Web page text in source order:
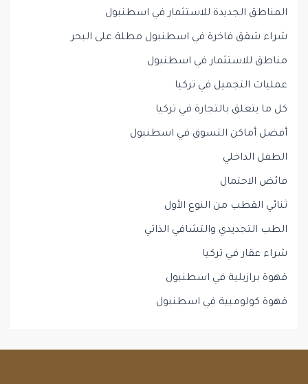
المناطق الجديدة للاستثمار في اسطنبول
شراء شقق فاخرة في اسطنبول مطلة على البحر
مناطق للاستثمار في اسطنبول
عمليات التجميل في تركيا
كل ما يتعلق بالتجارة في تركيا
أفضل أماكن التسوق في اسطنبول
الطفل الداخلي
فائض الاحتمال
ثنائي القطب من النوع الأول
الطب التجديدي والتشافي الذاتي
شراء عقار في تركيا
قهوة برازيلية في اسطنبول
قهوة كولومبية في اسطنبول